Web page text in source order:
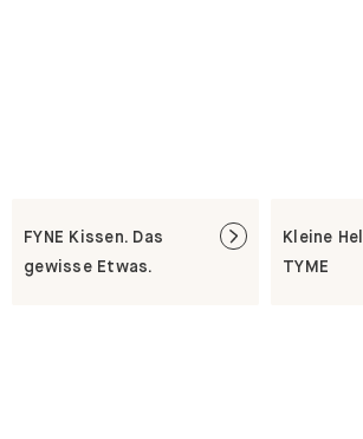
FYNE Kissen. Das
gewisse Etwas.
Kleine
TYME